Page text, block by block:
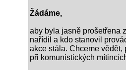
Žádáme,
aby byla jasně prošetřena
nařídil a kdo stanovil
akce stála. Chceme
při komunistických